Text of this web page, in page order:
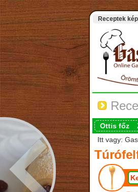
Receptek
Ottis főz
Itt vagy: